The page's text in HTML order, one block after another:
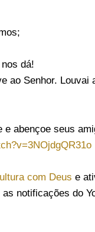
dá!
ao Senhor. Louvai
abençoe seus
com Deus e
notificações do